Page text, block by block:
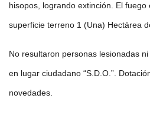
hisopos, logrando extinción. El
superficie terreno 1 (Una) Hectárea
No resultaron personas lesionadas
en lugar ciudadano “S.D.O.”.
novedades.